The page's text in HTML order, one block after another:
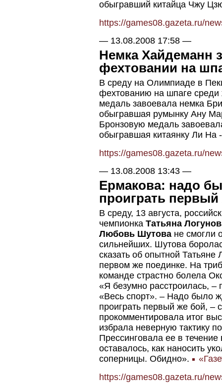
обыгравший китайца Чжу
https://games08.gazeta.ru/
— 13.08.2008 17:58 —
Немка Хайдеманн
фехтовании на
В среду на Олимпиаде в
фехтованию на шпаге
медаль завоевала немка
обыгравшая румынку Ану
Бронзовую медаль
обыгравшая китаянку Ли На
https://games08.gazeta.ru/
— 13.08.2008 13:43 —
Ермакова: надо
проиграть
В среду, 13 августа,
чемпионка Татьяна
Любовь Шутова не смогли
сильнейших. Шутова
сказать об опытной Татьяне
первом же поединке. На
команде страстно болела
«Я безумно расстроилась, –
«Весь спорт». – Надо было
проиграть первый же бой, –
прокомментировала итог
избрала неверную тактику
Прессинговала ее в
оставалось, как наносить
соперницы. Обидно».
https://games08.gazeta.ru/